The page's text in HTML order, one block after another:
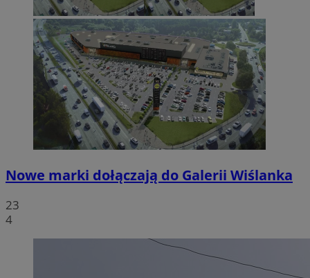
Nowe marki dołączają do Galerii Wiślanka
23
4